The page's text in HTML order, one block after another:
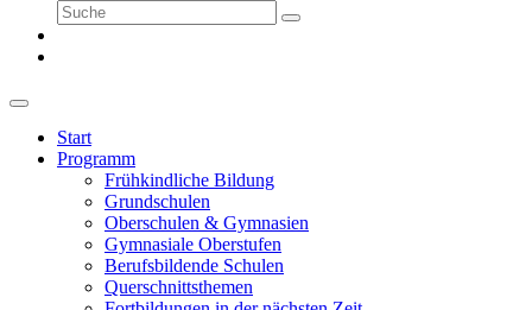
Start
Programm
Frühkindliche Bildung
Grundschulen
Oberschulen & Gymnasien
Gymnasiale Oberstufen
Berufsbildende Schulen
Querschnittsthemen